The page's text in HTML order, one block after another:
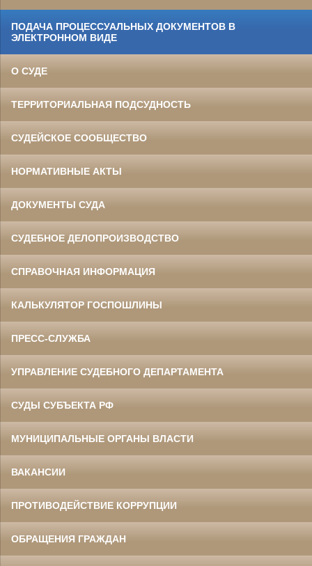
ПОДАЧА ПРОЦЕССУАЛЬНЫХ ДОКУМЕНТОВ В
ЭЛЕКТРОННОМ ВИДЕ
О СУДЕ
ТЕРРИТОРИАЛЬНАЯ ПОДСУДНОСТЬ
СУДЕЙСКОЕ СООБЩЕСТВО
НОРМАТИВНЫЕ АКТЫ
ДОКУМЕНТЫ СУДА
СУДЕБНОЕ ДЕЛОПРОИЗВОДСТВО
СПРАВОЧНАЯ ИНФОРМАЦИЯ
КАЛЬКУЛЯТОР ГОСПОШЛИНЫ
ПРЕСС-СЛУЖБА
УПРАВЛЕНИЕ СУДЕБНОГО ДЕПАРТАМЕНТА
СУДЫ СУБЪЕКТА РФ
МУНИЦИПАЛЬНЫЕ ОРГАНЫ ВЛАСТИ
ВАКАНСИИ
ПРОТИВОДЕЙСТВИЕ КОРРУПЦИИ
ОБРАЩЕНИЯ ГРАЖДАН